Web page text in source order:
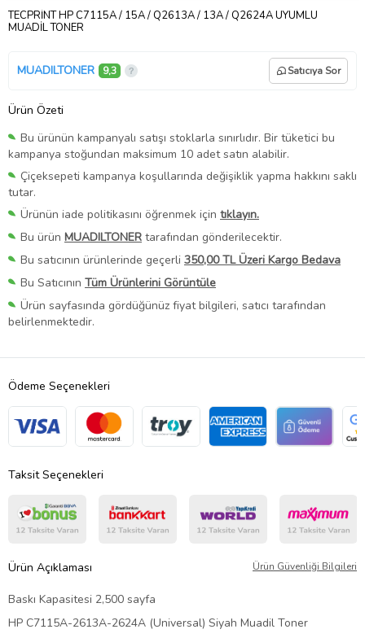
TECPRİNT HP C7115A / 15A / Q2613A / 13A / Q2624A UYUMLU
MUADİL TONER
MUADILTONER 9,3 Satıcıya Sor
Ürün Özeti
Bu ürünün kampanyalı satışı stoklarla sınırlıdır. Bir tüketici bu
kampanya stoğundan maksimum 10 adet satın alabilir.
Çiçeksepeti kampanya koşullarında değişiklik yapma hakkını saklı
tutar.
Ürünün iade politikasını öğrenmek için tıklayın.
Bu ürün MUADILTONER tarafından gönderilecektir.
Bu satıcının ürünlerinde geçerli 350,00 TL Üzeri Kargo Bedava
Bu Satıcının Tüm Ürünlerini Görüntüle
Ürün sayfasında gördüğünüz fiyat bilgileri, satıcı tarafından
belirlenmektedir.
Ödeme Seçenekleri
Taksit Seçenekleri
Ürün Açıklaması Ürün Güvenliği Bilgileri
Baskı Kapasitesi 2,500 sayfa
HP C7115A-2613A-2624A (Universal) Siyah Muadil Toner